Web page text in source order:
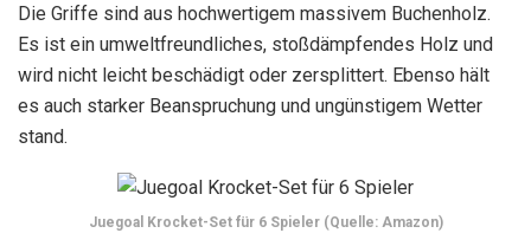
Die Griffe sind aus hochwertigem massivem Buchenholz.
Es ist ein umweltfreundliches, stoßdämpfendes Holz und
wird nicht leicht beschädigt oder zersplittert. Ebenso hält
es auch starker Beanspruchung und ungünstigem Wetter
stand.
Juegoal Krocket-Set für 6 Spieler (Quelle: Amazon)